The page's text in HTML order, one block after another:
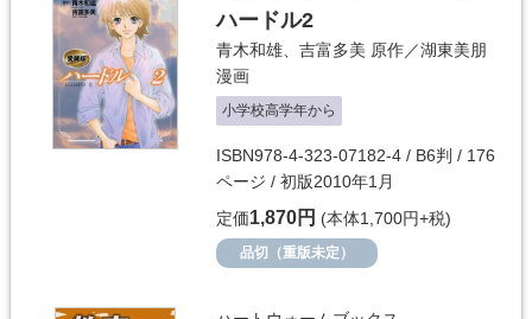
ハードル2
青木和雄 吉富多美 原作／湖東美朋
漫画
小学校高学年から
ISBN978-4-323-07182-4 / B6判 / 176
ページ / 初版2010年1月
定価1,870円 (本体1,700円+税)
品切（重版未定）